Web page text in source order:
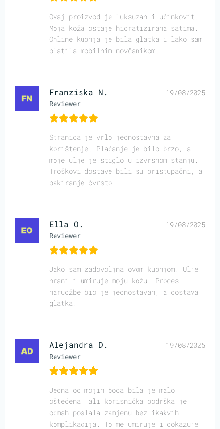
Ovaj proizvod je luksuzan i učinkovit.
Moja koža ostaje hidratizirana satima.
Online kupnja je bila glatka i lako sam
platila mobilnim novčanikom.
Franziska N.
Reviewer
19/08/2025
Stranica je vrlo jednostavna za
korištenje. Plaćanje je bilo brzo, a
moje ulje je stiglo u izvrsnom stanju.
Troškovi dostave bili su pristupačni, a
pakiranje čvrsto.
Ella O.
Reviewer
19/08/2025
Jako sam zadovoljna ovom kupnjom. Ulje
hrani i umiruje moju kožu. Proces
narudžbe bio je jednostavan, a dostava
glatka.
Alejandra D.
Reviewer
19/08/2025
Jedna od mojih boca bila je malo
oštećena, ali korisnička podrška je
odmah poslala zamjenu bez ikakvih
komplikacija. To me umiruje i dokazuje